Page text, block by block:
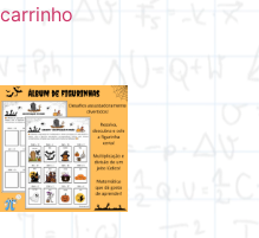
carrinho